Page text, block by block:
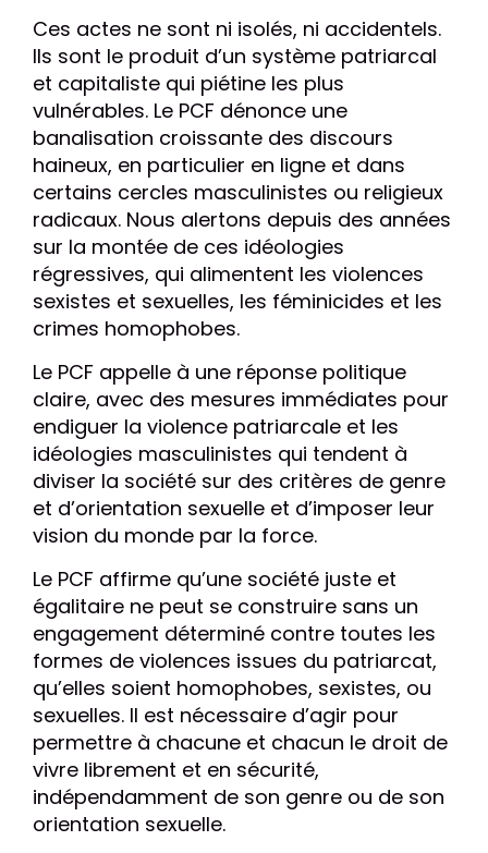
Ces actes ne sont ni isolés, ni accidentels.
Ils sont le produit d’un système patriarcal
et capitaliste qui piétine les plus
vulnérables. Le PCF dénonce une
banalisation croissante des discours
haineux, en particulier en ligne et dans
certains cercles masculinistes ou religieux
radicaux. Nous alertons depuis des années
sur la montée de ces idéologies
régressives, qui alimentent les violences
sexistes et sexuelles, les féminicides et les
crimes homophobes.
Le PCF appelle à une réponse politique
claire, avec des mesures immédiates pour
endiguer la violence patriarcale et les
idéologies masculinistes qui tendent à
diviser la société sur des critères de genre
et d’orientation sexuelle et d’imposer leur
vision du monde par la force.
Le PCF affirme qu’une société juste et
égalitaire ne peut se construire sans un
engagement déterminé contre toutes les
formes de violences issues du patriarcat,
qu’elles soient homophobes, sexistes, ou
sexuelles. Il est nécessaire d’agir pour
permettre à chacune et chacun le droit de
vivre librement et en sécurité,
indépendamment de son genre ou de son
orientation sexuelle.